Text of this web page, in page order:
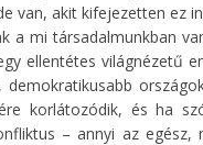
van, akit kifejezetten ez
a mi társadalmunkban
ellentétes világnézetű
korlátozódik, és ha
– annyi az egész,